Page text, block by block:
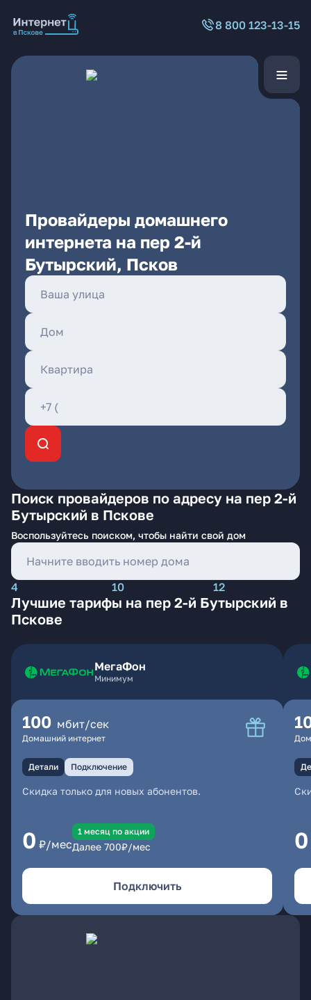
8 800 123-13-15
Провайдеры домашнего
интернета на пер 2-й
Бутырский, Псков
Поиск провайдеров по адресу на пер 2-й
Бутырский в Пскове
Воспользуйтесь поиском, чтобы найти свой дом
4 10 12
Лучшие тарифы на пер 2-й Бутырский в
Пскове
МегаФон
Минимум
100 мбит/сек
Домашний интернет
Детали Подключение
Скидка только для новых абонентов.
0 ₽/мес
1 месяц по акции
Далее 700₽/мес
Подключить
0